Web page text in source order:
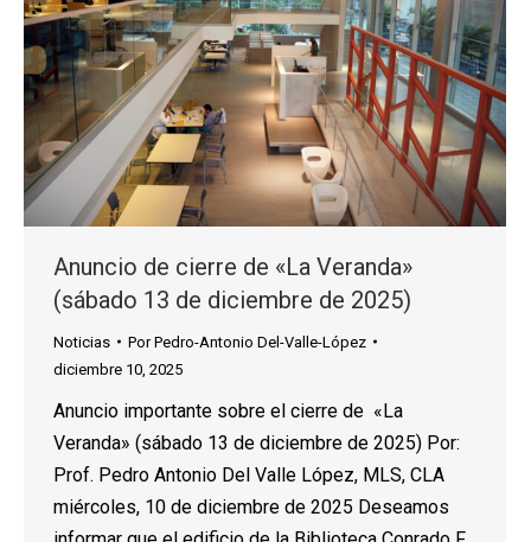
Anuncio de cierre de «La Veranda»
(sábado 13 de diciembre de 2025)
Noticias PorPedro-Antonio Del-Valle-López
diciembre 10, 2025
Anuncio importante sobre el cierre de «La
Veranda» (sábado 13 de diciembre de 2025) Por:
Prof. Pedro Antonio Del Valle López, MLS, CLA
miércoles, 10 de diciembre de 2025 Deseamos